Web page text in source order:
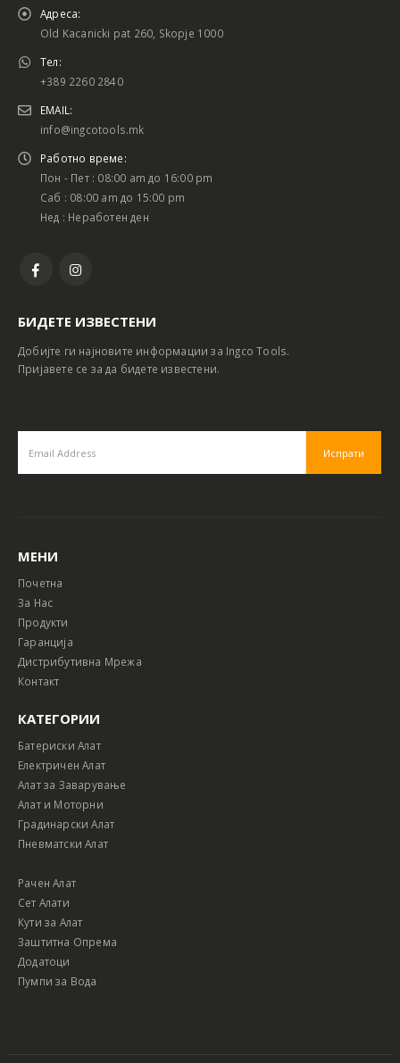
Адреса:
Old Kacanicki pat 260, Skopje 1000
Тел:
+389 2260 2840
EMAIL:
info@ingcotools.mk
Работно време:
Пон - Пет : 08:00 am до 16:00 pm
Саб : 08:00 am до 15:00 pm
Нед : Неработен ден
БИДЕТЕ ИЗВЕСТЕНИ
Добијте ги најновите информации за Ingco Tools.
Пријавете се за да бидете известени.
МЕНИ
Почетна
За Нас
Продукти
Гаранција
Дистрибутивна Мрежа
Контакт
КАТЕГОРИИ
Батериски Алат
Електричен Алат
Алат за Заварување
Алат и Моторни
Градинарски Алат
Пневматски Алат
Рачен Алат
Сет Алати
Кути за Алат
Заштитна Опрема
Додатоци
Пумпи за Вода